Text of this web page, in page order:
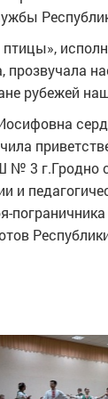
прозвучала
рубежей
№ 3
и